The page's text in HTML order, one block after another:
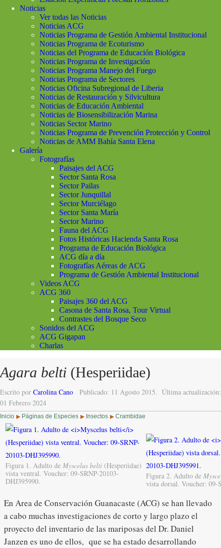
Noticias
Ver todas las Noticias
Noticias ACG
Noticias Programa de Gestión Ambiental Institucional
Noticias Programa de Ecoturismo
Noticias del Programa de Educación Biológica
Noticias Programa de Investigación
Noticias Programa Manejo del Fuego
Noticias Programa de Sectores
Noticias Oficina Subregional de Liberia
Noticias de Restauración y Silvicultura
Noticias de Educación Ambiental
Noticias de Biosensibilización Marina
Noticias Sector Marino
Noticias Programa de Prevención Protección y Control
Noticias de AMM Bahía Santa Elena
Galería
Fotografías
Paisajes del ACG
Sector Santa Rosa
Sector Pailas
Sector Junquillal
Sector Murciélago
Sector Santa María
Sector Marino
Fauna del ACG
Fotos Históricas Hacienda Santa Rosa
Programa de Educación Biológica
ACG día a día
Fotografías Aéreas de ACG
Programa de Gestión Ambiental Institucional
Videos ACG
ACG 360
Paisajes 360 del ACG
Casona de Santa Rosa, Tour Virtual
Contrastes del Bosque Seco
Sonidos del ACG
ACG Gigapan
Charlas
Agara belti (Hesperiidae)
Escrito por Carolina Cano Publicado: 11 Agosto 2015. Última actualización:
01 Febrero 2024
Inicio ▶ Páginas de Especies ▶ Insectos ▶ Crambidae
Figura 1. Adulto de Myscelus belti (Hesperiidae)
vista ventral. Voucher: 09-SRNP-20103-
DHJ395990.
Figura 2. Adulto de
vista dorsal. Voucher: 09-
En Area de Conservación Guanacaste (ACG) se han llevado
a cabo muchas investigaciones de corto y largo plazo el
proyecto del inventario de las mariposas del Dr. Daniel
Janzen es uno de ellos, que se ha estado desarrollando